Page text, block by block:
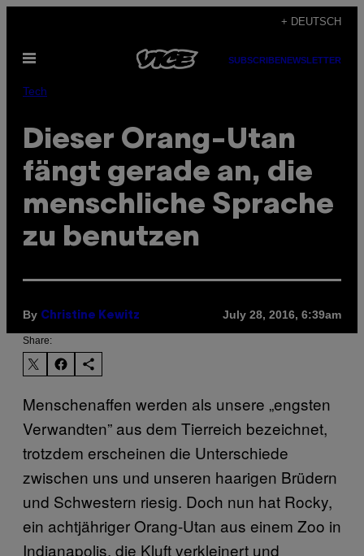
content
+ DEUTSCH
Open
SUBSCRIBENEWSLETTER
Tech
Dieser Orang-Utan
fängt gerade an, die
menschliche Sprache
zu benutzen
By Christine Kewitz July 28, 2016, 6:39am
Share:
Menschenaffen werden als unsere „engsten
Verwandten” aus dem Tierreich bezeichnet,
trotzdem erscheinen die Unterschiede
zwischen uns und unseren haarigen Brüdern
und Schwestern riesig. Doch nun hat Rocky,
ein achtjähriger Orang-Utan aus einem Zoo in
Indianapolis, die Kluft verkleinert und